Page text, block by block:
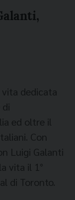
dedicata
ed oltre il
Con
Luigi Galanti
vita il 1°
di Toronto.